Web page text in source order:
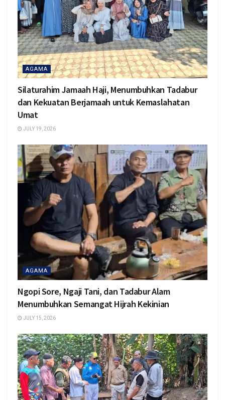
AGAMA
Silaturahim Jamaah Haji, Menumbuhkan Tadabur
dan Kekuatan Berjamaah untuk Kemaslahatan
Umat
JULY 19, 2026
AGAMA
Ngopi Sore, Ngaji Tani, dan Tadabur Alam
Menumbuhkan Semangat Hijrah Kekinian
JULY 15, 2026